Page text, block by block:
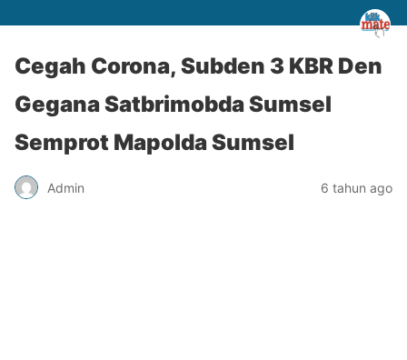
Cegah Corona, Subden 3 KBR Den
Gegana Satbrimobda Sumsel
Semprot Mapolda Sumsel
Admin 6 tahun ago